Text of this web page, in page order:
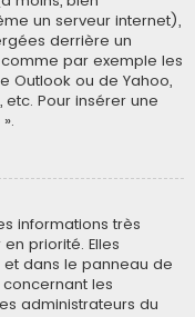
un serveur internet),
derrière un
par exemple les
Outlook ou de Yahoo,
Pour insérer une
informations très
priorité. Elles
dans le panneau de
concernant les
administrateurs du